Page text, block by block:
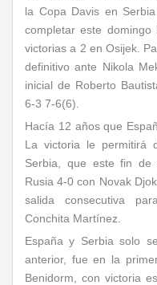
la Copa Davis en
completar este
victorias a 2 en Osijek.
definitivo ante Nikola
inicial de Roberto
6-3 7-6(6).
Hacía 12 años que
La victoria le permitirá
Serbia, que este fin
Rusia 4-0 con Novak
salida consecutiva
Conchita Martínez.
España y Serbia solo
anterior, fue en la
Benidorm, con victoria